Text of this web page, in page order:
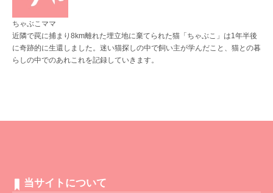
ちゃぶこママ
近隣で罠に捕まり8km離れた埋立地に棄てられた猫「ちゃぶこ」は1年半後
に奇跡的に生還しました。迷い猫探しの中で飼い主が学んだこと、猫との暮
らしの中でのあれこれを記録していきます。
当サイトについて